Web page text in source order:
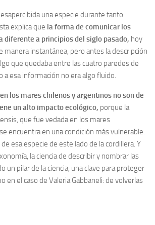
una especie durante tanto
explica que la forma de comunicar los
diferente a principios del siglo pasado, hoy
manera instantánea, pero antes la descripción
que quedaba entre las cuatro paredes de
a esa información no era algo fluido.
los mares chilenos y argentinos no son de
un alto impacto ecológico, porque la
que fue vedada en los mares
encuentra en una condición más vulnerable.
esa especie de este lado de la cordillera. Y
la ciencia de describir y nombrar las
un pilar de la ciencia, una clave para proteger
en el caso de Valeria Gabbaneli: de volverlas